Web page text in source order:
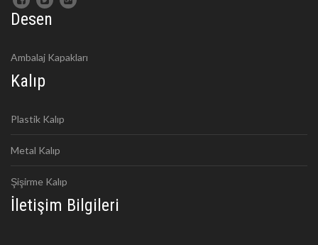
Desen
Ambalaj Kapakları
Kalıp
Plastik Kalıp
Metal Kalıp
Şişirme Kalıp
İletişim Bilgileri